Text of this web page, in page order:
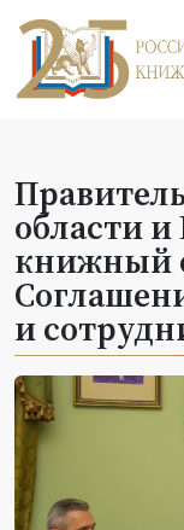
области
книжный
и